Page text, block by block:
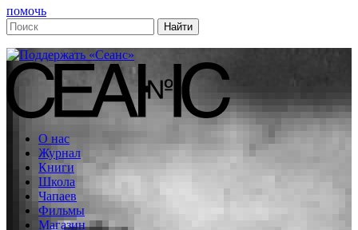
помочь
О нас
Журнал
Книги
Школа
Чапаев
Фильмы
Магазин